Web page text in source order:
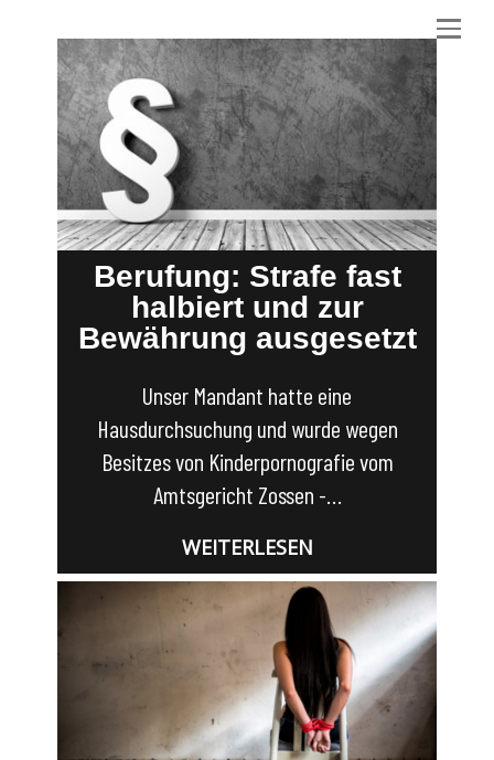
Berufung: Strafe fast
halbiert und zur
Bewährung ausgesetzt
Unser Mandant hatte eine
Hausdurchsuchung und wurde wegen
Besitzes von Kinderpornografie vom
Amtsgericht Zossen -…
WEITERLESEN